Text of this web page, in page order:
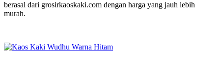
berasal dari grosirkaoskaki.com dengan harga yang jauh lebih
murah.